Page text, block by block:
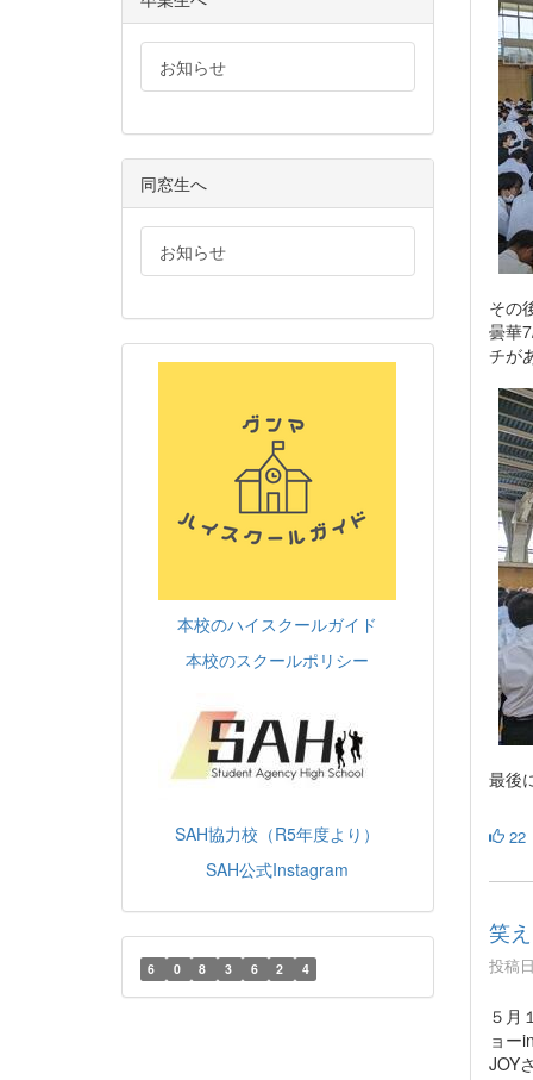
その
曇華
チが
最後
22
笑
投稿
５月
ョー
JOY
お知らせ
同窓生へ
お知らせ
本校のハイスクールガイド
本校のスクールポリシー
SAH協力校（R5年度より）
SAH公式Instagram
6 0 8 3 6 2 4